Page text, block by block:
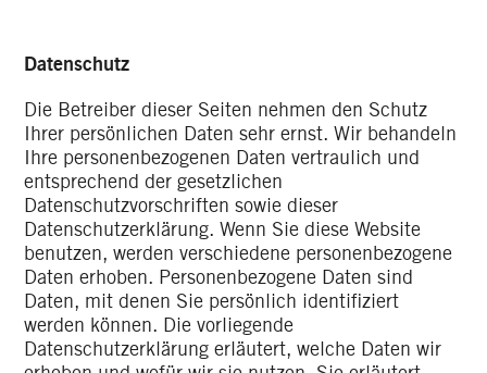
Datenschutz
Die Betreiber dieser Seiten nehmen den Schutz
Ihrer persönlichen Daten sehr ernst. Wir behandeln
Ihre personenbezogenen Daten vertraulich und
entsprechend der gesetzlichen
Datenschutzvorschriften sowie dieser
Datenschutzerklärung. Wenn Sie diese Website
benutzen, werden verschiedene personenbezogene
Daten erhoben. Personenbezogene Daten sind
Daten, mit denen Sie persönlich identifiziert
werden können. Die vorliegende
Datenschutzerklärung erläutert, welche Daten wir